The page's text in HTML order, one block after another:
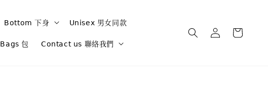
𝖡𝗈𝗍𝗍𝗈𝗆 下身 𝖴𝗇𝗂𝗌𝖾𝗑 男女同款
𝖡𝖺𝗀𝗌 包 𝖢𝗈𝗇𝗍𝖺𝖼𝗍 𝗎𝗌 聯絡我們